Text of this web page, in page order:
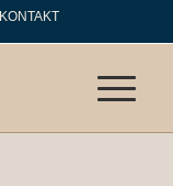
KONTAKT